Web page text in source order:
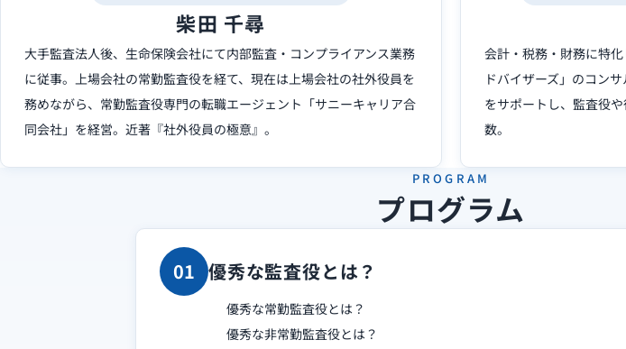
柴田 千尋
大手監査法人後、生命保険会社にて内部監査・コンプライアンス業務
に従事。上場会社の常勤監査役を経て、現在は上場会社の社外役員を
務めながら、常勤監査役専門の転職エージェント「サニーキャリア合
同会社」を経営。近著『社外役員の極意』。
会計・税務・財務に特
ドバイザーズ」のコン
をサポートし、監査役
数。
PROGRAM
プログラム
01 優秀な監査役とは？
優秀な常勤監査役とは？
優秀な非常勤監査役とは？